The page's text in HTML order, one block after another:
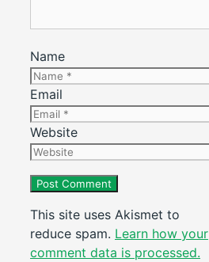
Name
Email
Website
This site uses Akismet to
reduce spam. Learn how your
comment data is processed.